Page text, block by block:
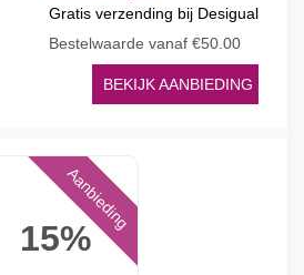
Gratis verzending bij Desigual
Bestelwaarde vanaf €50.00
BEKIJK AANBIEDING
15%
Aanbieding